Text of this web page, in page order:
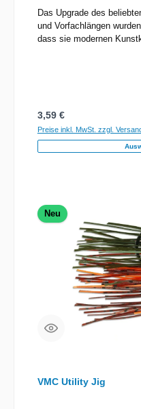
Das Upgrade des
und Vorfachlängen
dass sie modernen
Regulärer Preis:
3,59 €
Preise inkl. MwSt. zzgl.
Neu
VMC Utility Jig